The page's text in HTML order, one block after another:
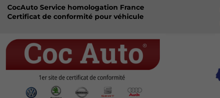
CocAuto Service homologation France
Certificat de conformité pour véhicule